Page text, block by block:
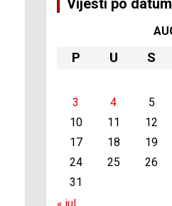
P U S
3
4 5
10
11 12
17
18 19
24
25 26
31
« jul